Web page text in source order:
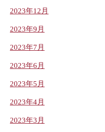
2023年12月
2023年9月
2023年7月
2023年6月
2023年5月
2023年4月
2023年3月